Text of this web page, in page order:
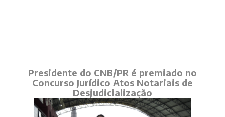
Presidente do CNB/PR é premiado no
Concurso Jurídico Atos Notariais de
Desjudicialização